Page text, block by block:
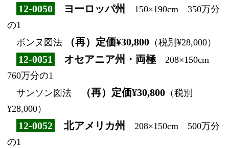
12-0050 ヨーロッパ州
150×190cm 350万分
の1
ボンヌ図法
（再）定価¥30,800（税別¥28,000）
12-0051 オセアニア州・両極208×150cm
760万分の1
サンソン図法
（再）定価¥30,800（税別
¥28,000）
12-0052 北アメリカ州
208×150cm 500万分
の1